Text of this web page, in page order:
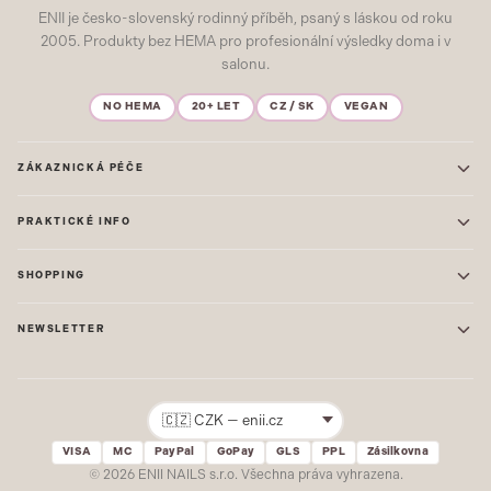
ENII je česko-slovenský rodinný příběh, psaný s láskou od roku
2005. Produkty bez HEMA pro profesionální výsledky doma i v
salonu.
NO HEMA 20+ LET CZ / SK VEGAN
ZÁKAZNICKÁ PÉČE
Časté dotazy
Mapa stránek
PRAKTICKÉ INFO
Prodejna: Uherské Hradiště
Ochrana osobních údajů
SHOPPING
GEL LAKY
NEWSLETTER
Žádný spam. Odhlásit se lze kdykoliv.
© 2026 ENII NAILS s.r.o. Všechna práva vyhrazena.
VISA MC PayPal GoPay GLS PPL Zásilkovna